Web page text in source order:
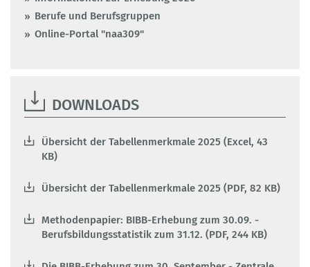
Berufe und Berufsgruppen
Online-Portal "naa309"
DOWNLOADS
Übersicht der Tabellenmerkmale 2025 (Excel, 43
KB)
Übersicht der Tabellenmerkmale 2025 (PDF, 82 KB)
Methodenpapier: BIBB-Erhebung zum 30.09. -
Berufsbildungsstatistik zum 31.12. (PDF, 244 KB)